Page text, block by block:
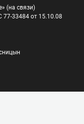
(на связи)
33484 от 15.10.08